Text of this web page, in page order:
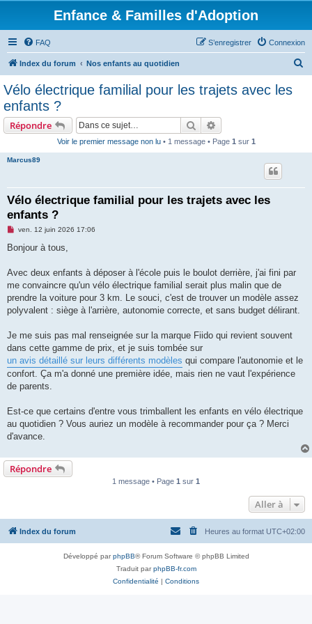
Enfance & Familles d'Adoption
FAQ Connexion
S’enregistrer
Index du forum Nos enfants au quotidien
Vélo électrique familial pour les trajets avec les
enfants ?
Répondre Rechercher
Voir le premier message non lu• 1 message • Page 1 sur 1
Marcus89
Vélo électrique familial pour les trajets avec les
enfants ?
M
s
g
n
o
l
ven. 12 juin 2026 17:06
Bonjour à tous,
Avec deux enfants à déposer à l'école puis le boulot derrière, j'ai fini par
me convaincre qu'un vélo électrique familial serait plus malin que de
prendre la voiture pour 3 km. Le souci, c'est de trouver un modèle assez
polyvalent : siège à l'arrière, autonomie correcte, et sans budget délirant.
Je me suis pas mal renseignée sur la marque Fiido qui revient souvent
dans cette gamme de prix, et je suis tombée sur
un avis détaillé sur leurs différents modèles qui compare l'autonomie et le
confort. Ça m'a donné une première idée, mais rien ne vaut l'expérience
de parents.
Est-ce que certains d'entre vous trimballent les enfants en vélo électrique
au quotidien ? Vous auriez un modèle à recommander pour ça ? Merci
d'avance.
Répondre
1 message • Page 1 sur 1
Aller à
Index du forum Heures au format UTC+02:00
Développé parphpBB® Forum Software © phpBB Limited
Traduit parphpBB-fr.com
Confidentialité | Conditions